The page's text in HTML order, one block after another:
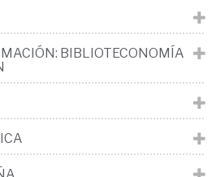
BIBLIOTECONOMÍA